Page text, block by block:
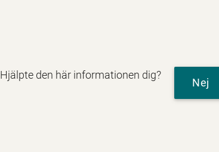
Hjälpte den här informationen dig?
Nej